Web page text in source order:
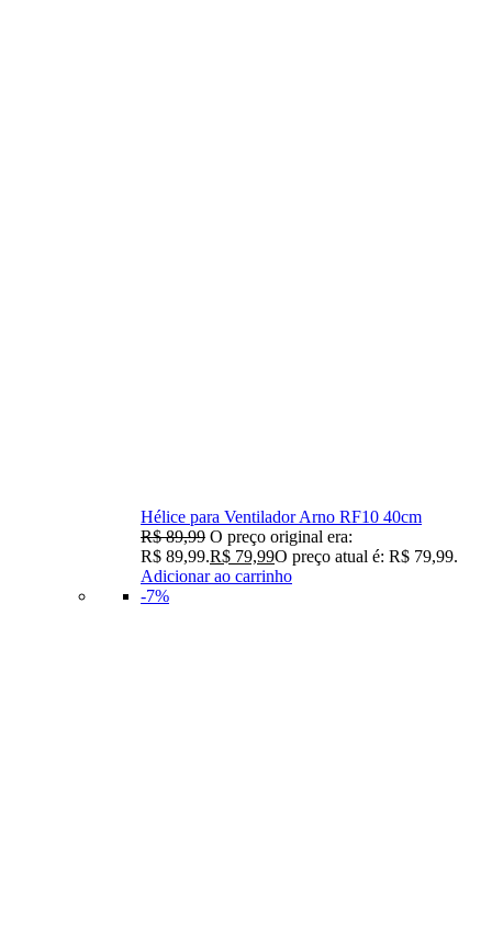
Hélice para Ventilador Arno RF10 40cm
R$89,99 O preço original era:
R$ 89,99.R$ 79,99O preço atual é: R$ 79,99.
Adicionar ao carrinho
-7%